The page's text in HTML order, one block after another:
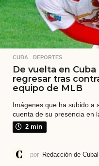
CUBA ,DEPORTES
De vuelta en
regresar tras
equipo de MLB
Imágenes que ha subido a
cuenta de su presencia en
2 min
por Redacción de